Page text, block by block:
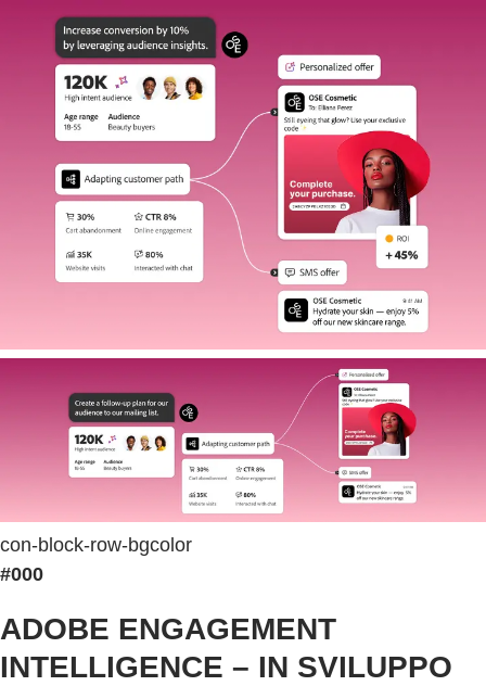
con-block-row-bgcolor
#000
ADOBE ENGAGEMENT
INTELLIGENCE – IN SVILUPPO